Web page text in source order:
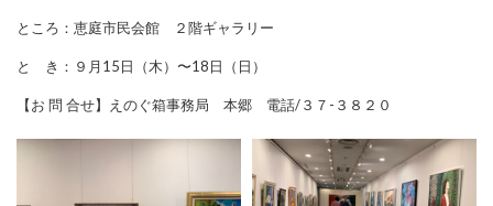
ところ：恵庭市民会館 ２階ギャラリー
と き：９月15日（木）〜18日（日）
【お 問 合せ】えのぐ箱事務局 本郷 電話/３７-３８２０